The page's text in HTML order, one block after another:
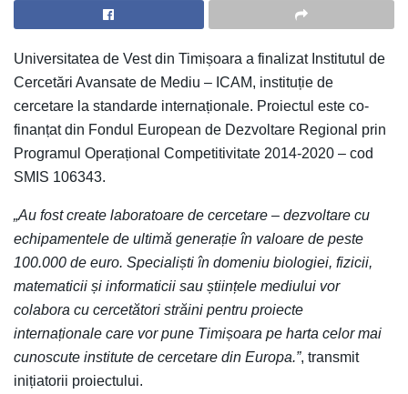
Universitatea de Vest din Timișoara a finalizat Institutul de
Cercetări Avansate de Mediu – ICAM, instituție de
cercetare la standarde internaționale. Proiectul este co-
finanțat din Fondul European de Dezvoltare Regional prin
Programul Operațional Competitivitate 2014-2020 – cod
SMIS 106343.
„Au fost create laboratoare de cercetare – dezvoltare cu
echipamentele de ultimă generație în valoare de peste
100.000 de euro. Specialiști în domeniu biologiei, fizicii,
matematicii și informaticii sau științele mediului vor
colabora cu cercetători străini pentru proiecte
internaționale care vor pune Timișoara pe harta celor mai
cunoscute institute de cercetare din Europa.”, transmit
inițiatorii proiectului.